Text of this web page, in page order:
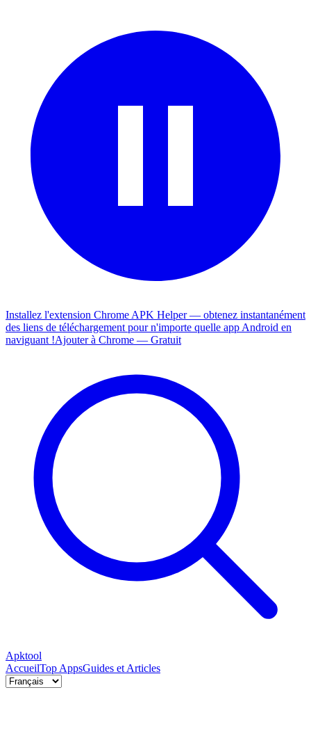
Installez l'extension Chrome APK Helper — obtenez instantanément
des liens de téléchargement pour n'importe quelle app Android en
naviguant !Ajouter à Chrome — Gratuit
Apktool
AccueilTop AppsGuides et Articles